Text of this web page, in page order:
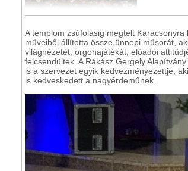
A templom zsúfolásig megtelt
műveiből állította össze ünnepi műsorát,
világnézetét, orgonajátékát, előadói
felcsendültek. A Rákász Gergely
is a szervezet egyik kedvezményezettje,
is kedveskedett a nagyérdeműnek.